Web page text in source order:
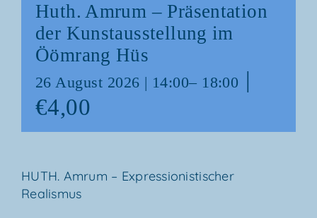
Huth. Amrum – Prä­sen­ta­ti­on
der Kunst­aus­stel­lung im
Ööm­rang Hüs
26 August 2026 | 14:00– 18:00 |
€4,00
HUTH. Amrum – Expres­sio­nis­ti­scher
Realismus